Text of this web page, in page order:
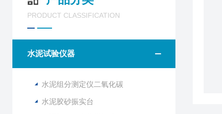
PRODUCT CLASSIFICATION
水泥试验仪器
水泥组分测定仪二氧化碳
水泥胶砂振实台